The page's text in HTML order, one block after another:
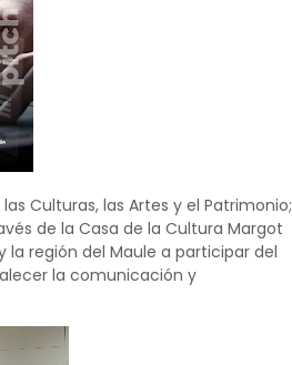
Culturas, las Artes y el Patrimonio;
de la Casa de la Cultura Margot
la región del Maule a participar del
la comunicación y